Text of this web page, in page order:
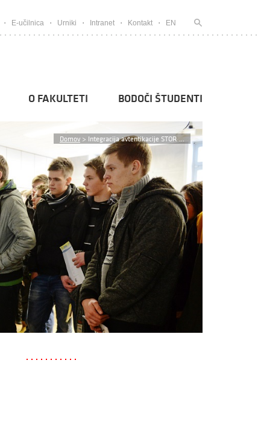
E-učilnica Urniki Intranet Kontakt EN
O FAKULTETI BODOČI ŠTUDENTI
Domov > Integracija avtentikacije STOR ...